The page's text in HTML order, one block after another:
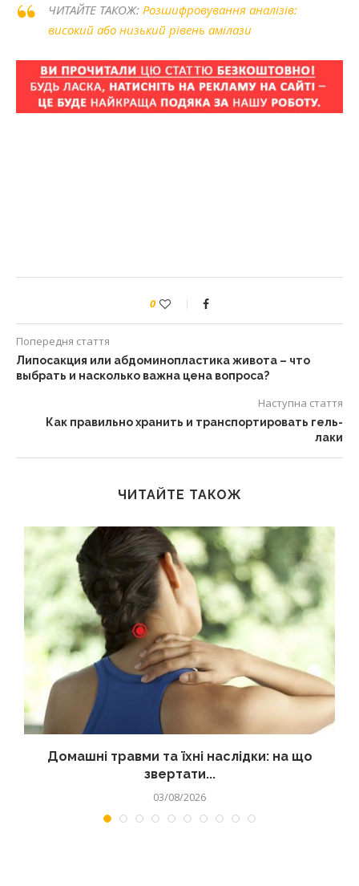
ЧИТАЙТЕ ТАКОЖ: Розшифровування аналізів:
високий або низький рівень амілази
0
Попередня стаття
Липосакция или абдоминопластика живота – что
выбрать и насколько важна цена вопроса?
Наступна стаття
Как правильно хранить и транспортировать гель-
лаки
ЧИТАЙТЕ ТАКОЖ
Домашні травми та їхні наслідки: на що
звертати...
03/08/2026